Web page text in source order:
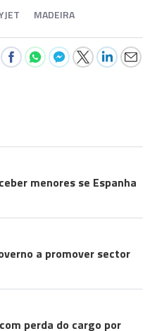
MADEIRA
menores se Espanha
a promover sector
perda do cargo por